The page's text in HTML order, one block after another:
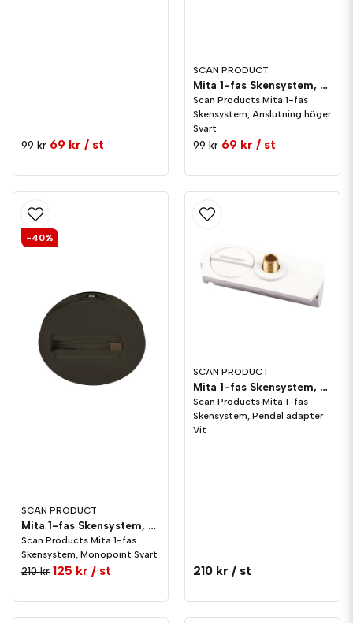
99 kr 69 kr / st
SCAN PRODUCT
Mita 1-fas Skensystem, Anslutning höger Svart
Scan Products Mita 1-fas
Skensystem, Anslutning höger
Svart
99 kr 69 kr / st
SCAN PRODUCT
Mita 1-fas Skensystem, Monopoint Svart
Scan Products Mita 1-fas
Skensystem, Monopoint Svart
210 kr 125 kr / st
-40%
SCAN PRODUCT
Mita 1-fas Skensystem, Pendel adapter Vit
Scan Products Mita 1-fas
Skensystem, Pendel adapter
Vit
210 kr / st